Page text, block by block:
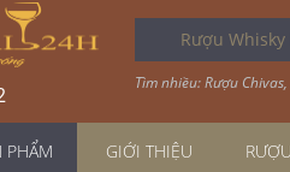
Rượu Whisky
Tìm nhiều:Rượu Chivas,
PHẨM GIỚI THIỆU